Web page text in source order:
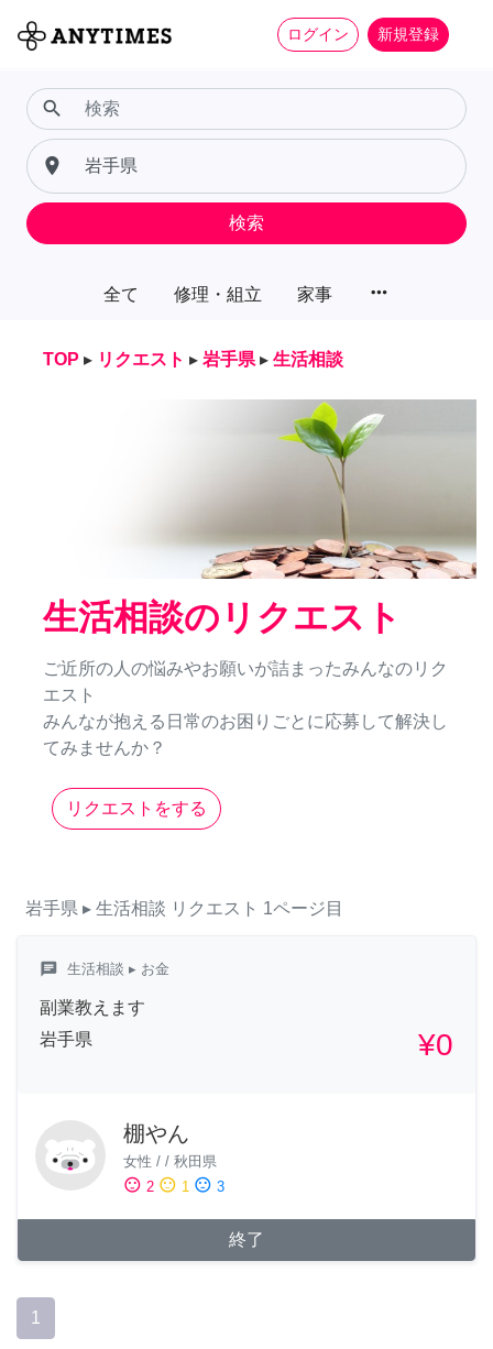
ログイン 新規登録
全て 修理・組立 家事 more_horiz
search
place
検索
TOP ▸ リクエスト ▸ 岩手県 ▸ 生活相談
生活相談のリクエスト
ご近所の人の悩みやお願いが詰まったみんなのリク
エスト
みんなが抱える日常のお困りごとに応募して解決し
てみませんか？
リクエストをする
岩手県 ▸ 生活相談 リクエスト 1ページ目
chat 生活相談 ▸ お金
副業教えます
岩手県
¥0
棚やん
女性 / / 秋田県
sentiment_satisfied 2 sentiment_neutral 1 sentiment_dissatisfied 3
終了
1